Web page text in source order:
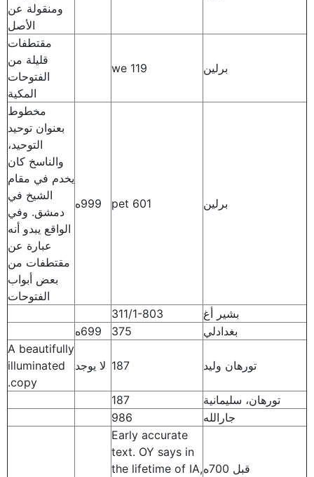
ومنقولة عن
الأصل
برلين 119 we
مقتطفات
قليلة من
الفتوحات
المكية
برلين pet 601 999ه
مخطوط
بعنوان توحيد
التوحيد،
والناسخ كان
يخدم في مقام
الشيخ في
دمشق. وفي
الواقع يبدو أنه
عبارة عن
مقتطفات من
بعض أبواب
الفتوحات
بشير أغ
311/1-803
بغدادلي
375 699ه
تورهان وليد 187 لا يوجد
A beautifully
illuminated
copy.
تورهان، سليمانية
187
جارالله
986
قبل 700ه
Early accurate
text. OY says in
the lifetime of IA,